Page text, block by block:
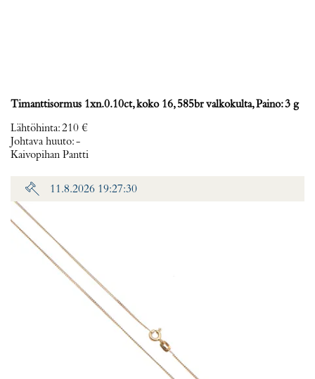
Timanttisormus 1xn.0.10ct, koko 16, 585br valkokulta, Paino: 3 g
Lähtöhinta:210 €
Johtava huuto:-
Kaivopihan Pantti
11.8.2026 19:27:30